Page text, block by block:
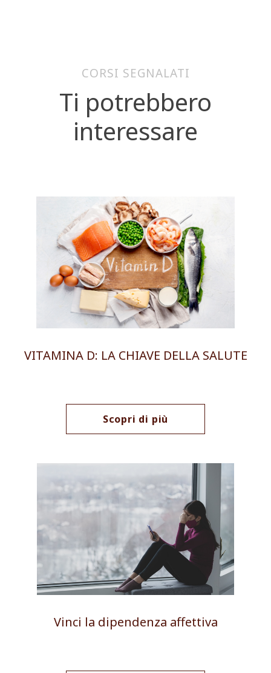
CORSI SEGNALATI
Ti potrebbero
interessare
VITAMINA D: LA CHIAVE DELLA SALUTE
Scopri di più
Vinci la dipendenza affettiva